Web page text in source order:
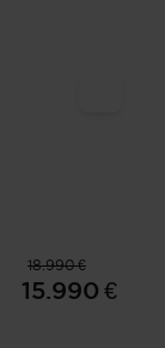
18.990 €
15.990 €